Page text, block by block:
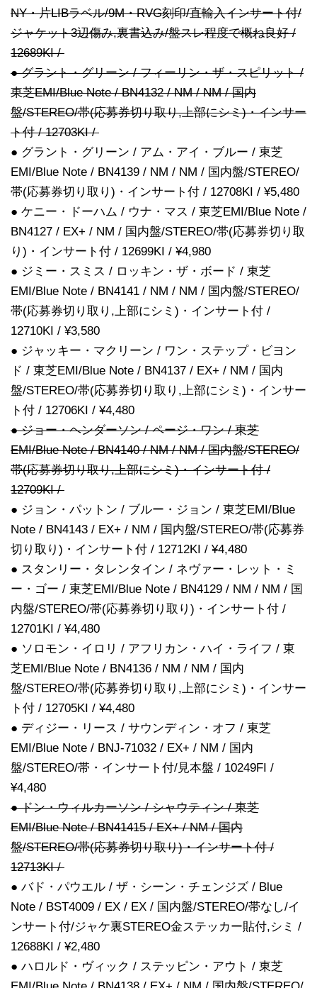
NY・片LIBラベル/9M・RVG刻印/直輸入インサート付/
ジャケット3辺傷み,裏書込み/盤スレ程度で概ね良好 /
12689KI /
● グラント・グリーン / フィーリン・ザ・スピリット /
東芝EMI/Blue Note / BN4132 / NM / NM / 国内
盤/STEREO/帯(応募券切り取り,上部にシミ)・インサー
ト付 / 12703KI /
● グラント・グリーン / アム・アイ・ブルー / 東芝
EMI/Blue Note / BN4139 / NM / NM / 国内盤/STEREO/
帯(応募券切り取り)・インサート付 / 12708KI / ¥5,480
● ケニー・ドーハム / ウナ・マス / 東芝EMI/Blue Note /
BN4127 / EX+ / NM / 国内盤/STEREO/帯(応募券切り取
り)・インサート付 / 12699KI / ¥4,980
● ジミー・スミス / ロッキン・ザ・ボード / 東芝
EMI/Blue Note / BN4141 / NM / NM / 国内盤/STEREO/
帯(応募券切り取り,上部にシミ)・インサート付 /
12710KI / ¥3,580
● ジャッキー・マクリーン / ワン・ステップ・ビヨン
ド / 東芝EMI/Blue Note / BN4137 / EX+ / NM / 国内
盤/STEREO/帯(応募券切り取り,上部にシミ)・インサー
ト付 / 12706KI / ¥4,480
● ジョー・ヘンダーソン / ページ・ワン / 東芝
EMI/Blue Note / BN4140 / NM / NM / 国内盤/STEREO/
帯(応募券切り取り,上部にシミ)・インサート付 /
12709KI /
● ジョン・パットン / ブルー・ジョン / 東芝EMI/Blue
Note / BN4143 / EX+ / NM / 国内盤/STEREO/帯(応募券
切り取り)・インサート付 / 12712KI / ¥4,480
● スタンリー・タレンタイン / ネヴァー・レット・ミ
ー・ゴー / 東芝EMI/Blue Note / BN4129 / NM / NM / 国
内盤/STEREO/帯(応募券切り取り)・インサート付 /
12701KI / ¥4,480
● ソロモン・イロリ / アフリカン・ハイ・ライフ / 東
芝EMI/Blue Note / BN4136 / NM / NM / 国内
盤/STEREO/帯(応募券切り取り,上部にシミ)・インサー
ト付 / 12705KI / ¥4,480
● ディジー・リース / サウンディン・オフ / 東芝
EMI/Blue Note / BNJ-71032 / EX+ / NM / 国内
盤/STEREO/帯・インサート付/見本盤 / 10249FI /
¥4,480
● ドン・ウィルカーソン / シャウティン / 東芝
EMI/Blue Note / BN41415 / EX+ / NM / 国内
盤/STEREO/帯(応募券切り取り)・インサート付 /
12713KI /
● バド・パウエル / ザ・シーン・チェンジズ / Blue
Note / BST4009 / EX / EX / 国内盤/STEREO/帯なし/イ
ンサート付/ジャケ裏STEREO金ステッカー貼付,シミ /
12688KI / ¥2,480
● ハロルド・ヴィック / ステッピン・アウト / 東芝